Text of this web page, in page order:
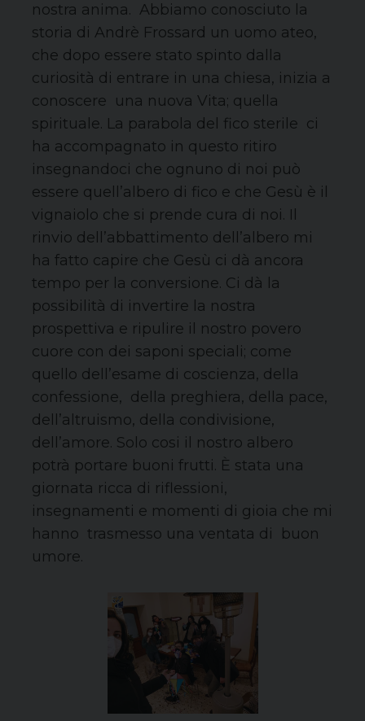
nostra anima. Abbiamo conosciuto la
storia di Andrè Frossard un uomo ateo,
che dopo essere stato spinto dalla
curiosità di entrare in una chiesa, inizia a
conoscere una nuova Vita; quella
spirituale. La parabola del fico sterile ci
ha accompagnato in questo ritiro
insegnandoci che ognuno di noi può
essere quell’albero di fico e che Gesù è il
vignaiolo che si prende cura di noi. Il
rinvio dell’abbattimento dell’albero mi
ha fatto capire che Gesù ci dà ancora
tempo per la conversione. Ci dà la
possibilità di invertire la nostra
prospettiva e ripulire il nostro povero
cuore con dei saponi speciali; come
quello dell’esame di coscienza, della
confessione, della preghiera, della pace,
dell’altruismo, della condivisione,
dell’amore. Solo cosi il nostro albero
potrà portare buoni frutti. È stata una
giornata ricca di riflessioni,
insegnamenti e momenti di gioia che mi
hanno trasmesso una ventata di buon
umore.